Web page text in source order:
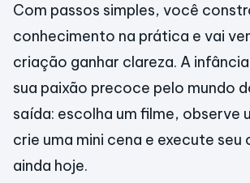
Com passos simples, você
conhecimento na prática e vai
criação ganhar clareza. A
sua paixão precoce pelo mundo
saída: escolha um filme, observe
crie uma mini cena e execute seu
ainda hoje.